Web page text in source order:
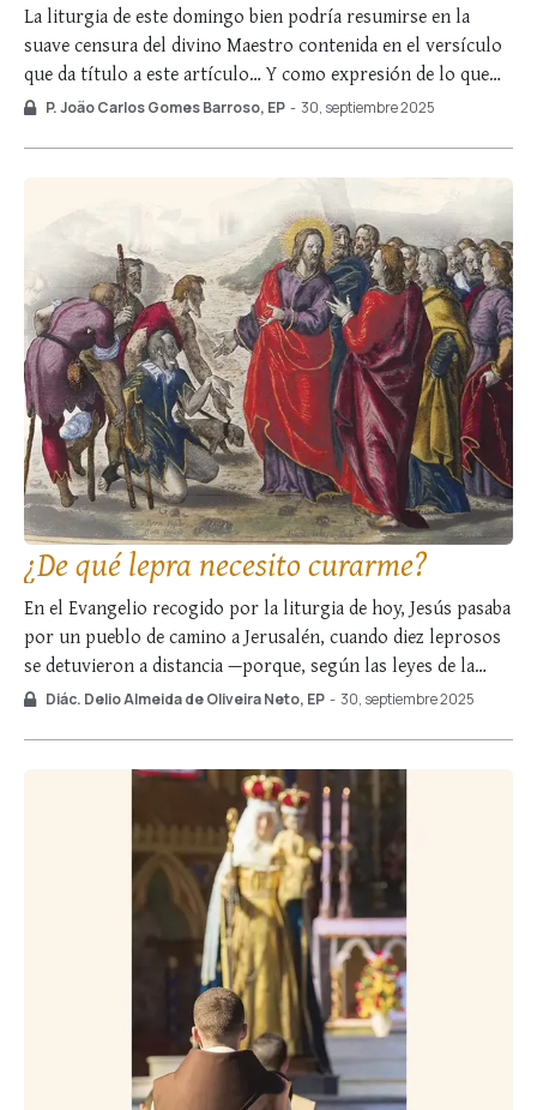
La liturgia de este domingo bien podría resumirse en la
suave censura del divino Maestro contenida en el versículo
que da título a este artículo… Y como expresión de lo que
ocurre en las almas con respecto al don de la fe, la metáfora
P. João Carlos Gomes Barroso, EP - 30, septiembre 2025
¿De qué lepra necesito curarme?
En el Evangelio recogido por la liturgia de hoy, Jesús pasaba
por un pueblo de camino a Jerusalén, cuando diez leprosos
se detuvieron a distancia —porque, según las leyes de la
época, las personas afectadas por enfermedades infecciosas
Diác. Delio Almeida de Oliveira Neto, EP - 30, septiembre 2025